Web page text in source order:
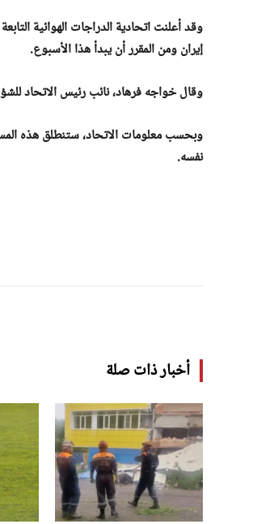
وقد أعلنت اتحادية الدراجات الهوائية
إيران ومن المقرر أن يبدأ هذا الأسبوع.
وقال خواجه فرهاد، نائب رئيس الاتحاد للشؤون المهنية، إن
وبحسب معلومات الاتحاد، ستنطلق هذه
نفسه.
أخبار ذات صلة